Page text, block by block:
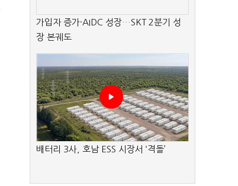
가입자 증가·AIDC 성장…SKT 2분기 성
장 본궤도
배터리 3사, 호남 ESS 시장서 ‘격돌’